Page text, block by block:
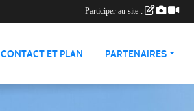
CONTACT ET PLAN PARTENAIRES
Participer au site :